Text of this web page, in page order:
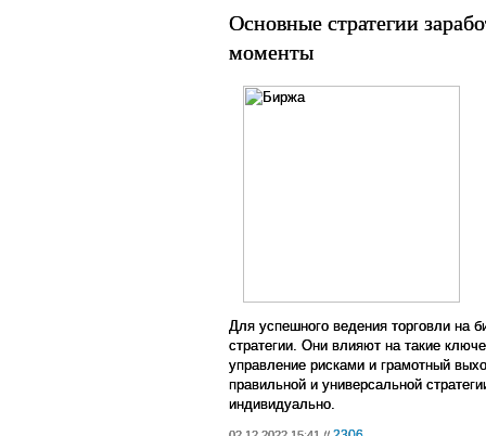
Основные стратегии
моменты
Для успешного ведения торговли на
стратегии. Они влияют на такие
управление рисками и грамотный
правильной и универсальной
индивидуально.